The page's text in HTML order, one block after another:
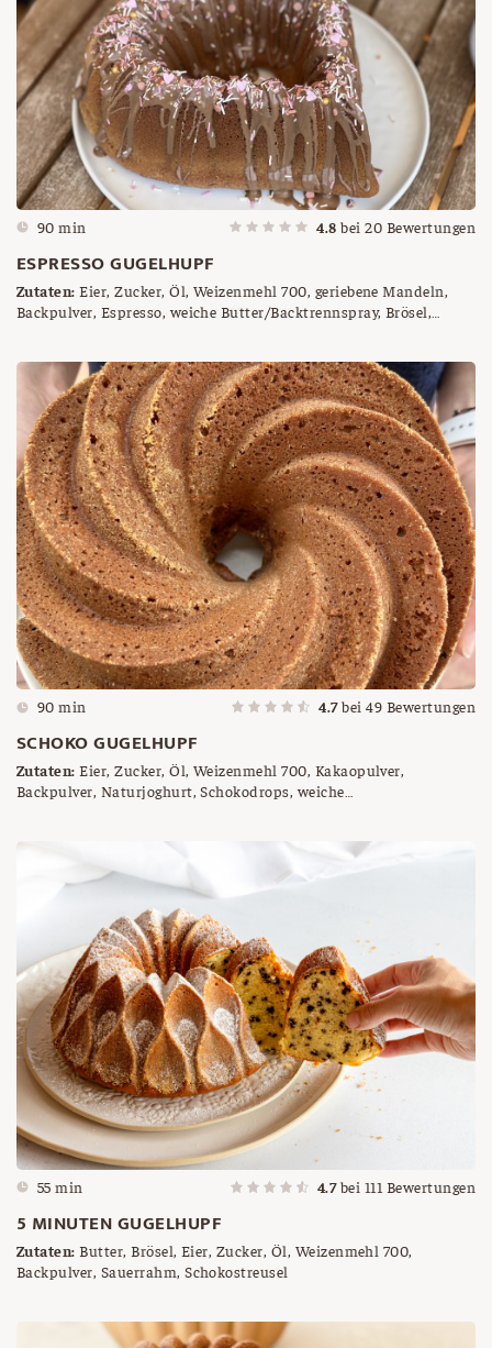
90 min 4.8 bei20 Bewertungen
ESPRESSO GUGELHUPF
Zutaten: Eier, Zucker, Öl, Weizenmehl 700, geriebene Mandeln,
Backpulver, Espresso, weiche Butter/Backtrennspray, Brösel,
90 min 4.7bei49 Bewertungen
SCHOKO GUGELHUPF
Zutaten: Eier, Zucker, Öl, Weizenmehl 700, Kakaopulver,
Backpulver, Naturjoghurt, Schokodrops, weiche
55 min 4.7 bei 111 Bewertungen
5 MINUTEN GUGELHUPF
Zutaten: Butter, Brösel, Eier, Zucker, Öl, Weizenmehl 700,
Backpulver, Sauerrahm, Schokostreusel